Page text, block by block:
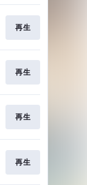
再生
再生
再生
再生